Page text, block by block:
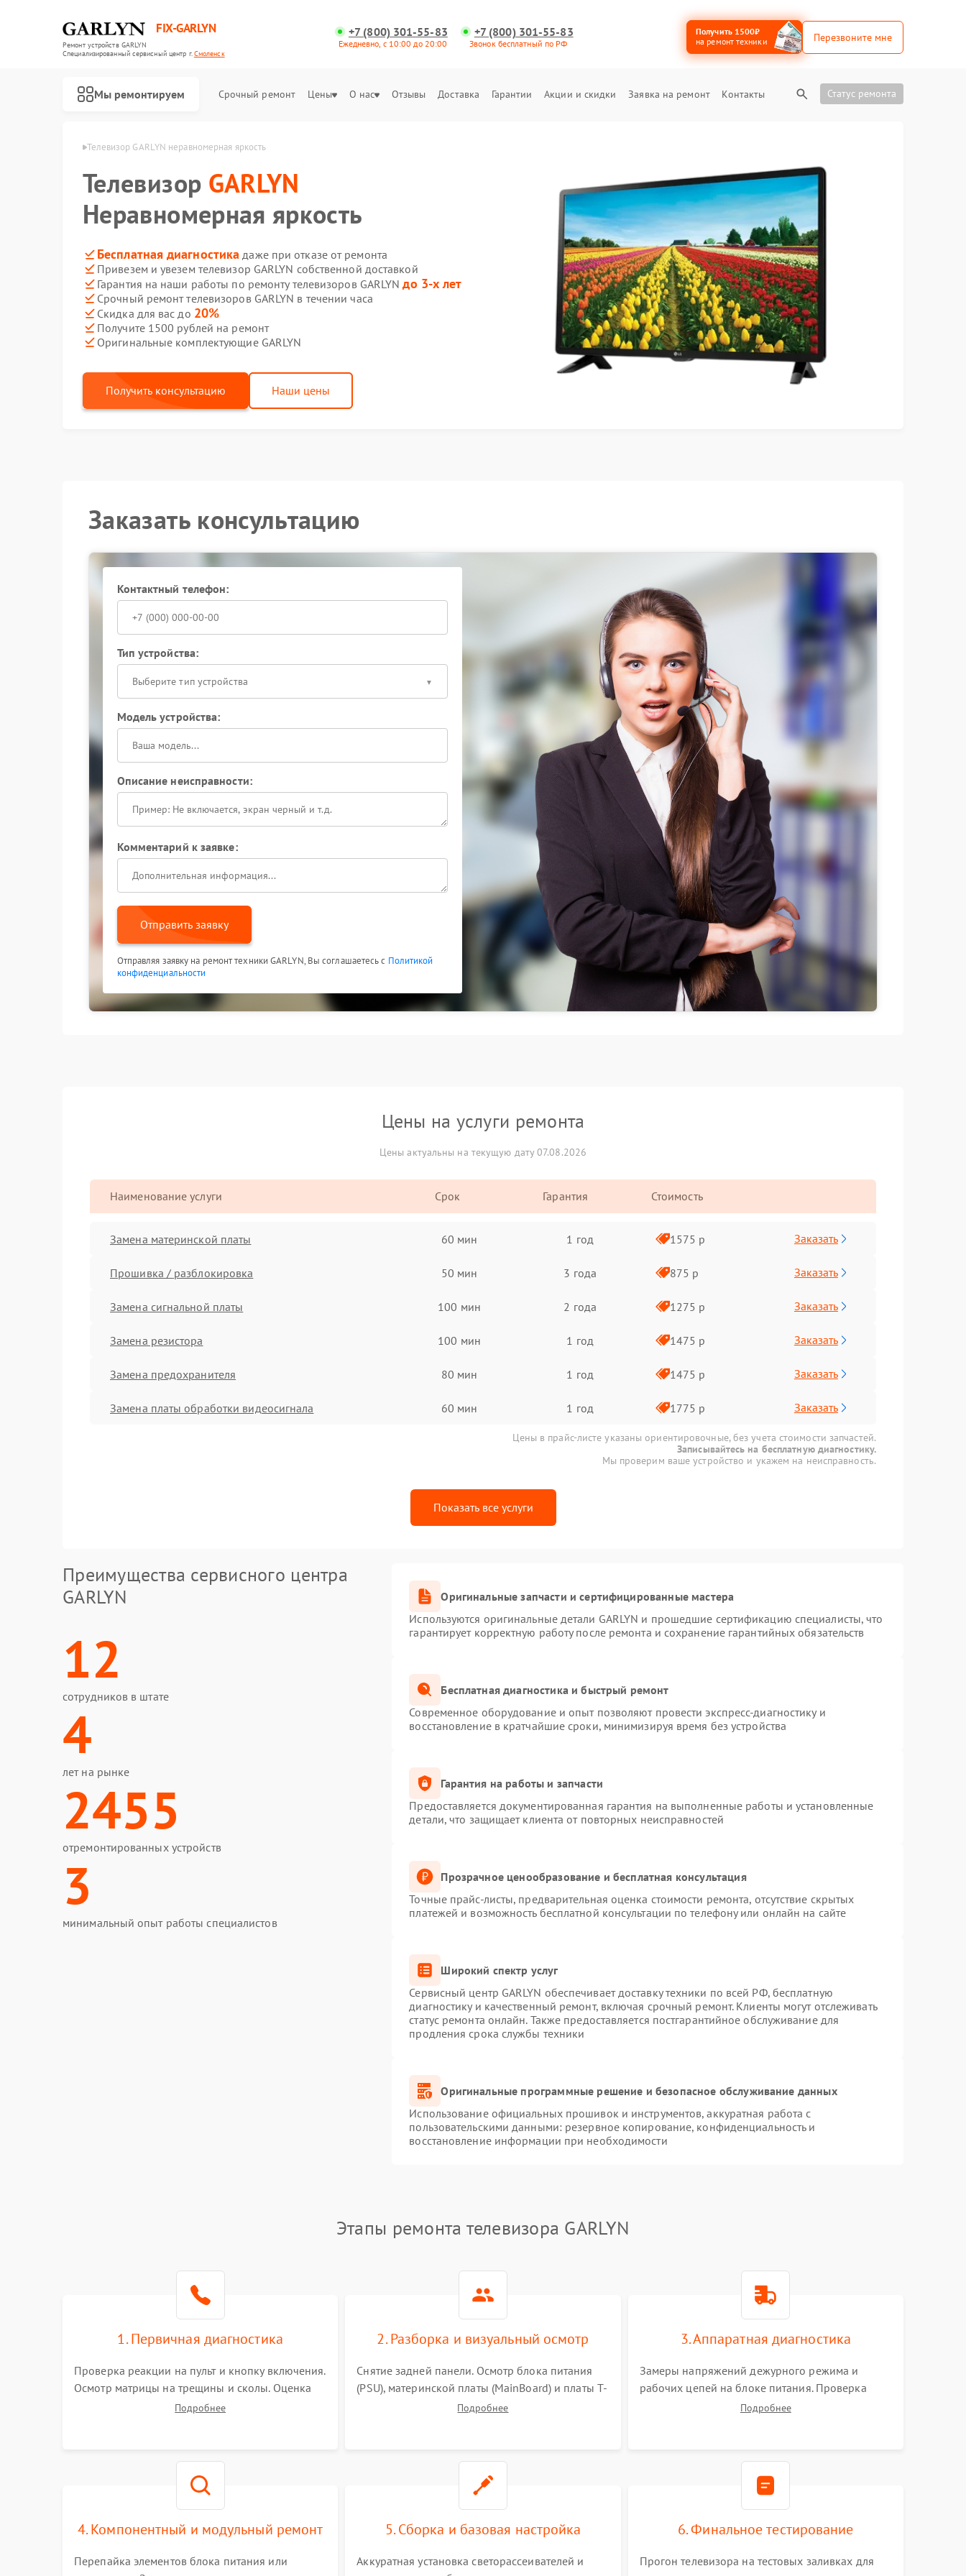
FIX-GARLYN
Ремонт устройств GARLYN
Специализированный cервисный центр г.Смоленск
+7 (800) 301-55-83
Ежедневно, с 10:00 до 20:00
+7 (800) 301-55-83
Звонок бесплатный по РФ
Получить 1500₽
на ремонт техники
Перезвоните мне
Мы ремонтируем Срочный ремонт Цены О нас Отзывы Доставка Гарантии Акции и скидки Заявка на ремонт Контакты Статус ремонта
в Смоленске Телевизор GARLYN неравномерная яркость
Телевизор GARLYN
Неравномерная яркость
Бесплатная диагностика даже при отказе от ремонта
Привезем и увезем телевизор GARLYN собственной доставкой
Гарантия на наши работы по ремонту телевизоров GARLYNдо 3-х лет
Срочный ремонт телевизоров GARLYN в течении часа
Скидка для вас до 20%
Получите 1500 рублей на ремонт
Оригинальные комплектующие GARLYN
Получить консультацию Наши цены
Заказать консультацию
Контактный телефон:
Тип устройства:
Выберите тип устройства
Модель устройства:
Описание неисправности:
Комментарий к заявке:
Отправить заявку
Отправляя заявку на ремонт техники GARLYN, Вы соглашаетесь с Политикой
конфиденциальности
Цены на услуги ремонта
Цены актуальны на текущую дату 07.08.2026
Наименование услуги Срок Гарантия Стоимость
Замена материнской платы 60 мин 1 год 1575 р Заказать
Прошивка / разблокировка 50 мин 3 года 875 р Заказать
Замена сигнальной платы 100 мин 2 года 1275 р Заказать
Замена резистора 100 мин 1 год 1475 р Заказать
Замена предохранителя 80 мин 1 год 1475 р Заказать
Замена платы обработки видеосигнала 60 мин 1 год 1775 р Заказать
Цены в прайс-листе указаны ориентировочные, без учета стоимости запчастей.
Записывайтесь на бесплатную диагностику.
Мы проверим ваше устройство и укажем на неисправность.
Показать все услуги
Преимущества сервисного центра
GARLYN
12
сотрудников в штате
4
лет на рынке
2455
отремонтированных устройств
3
минимальный опыт работы специалистов
Оригинальные запчасти и сертифицированные мастера
Используются оригинальные детали GARLYN и прошедшие сертификацию специалисты, что
гарантирует корректную работу после ремонта и сохранение гарантийных обязательств
Бесплатная диагностика и быстрый ремонт
Современное оборудование и опыт позволяют провести экспресс-диагностику и
восстановление в кратчайшие сроки, минимизируя время без устройства
Гарантия на работы и запчасти
Предоставляется документированная гарантия на выполненные работы и установленные
детали, что защищает клиента от повторных неисправностей
Прозрачное ценообразование и бесплатная консультация
Точные прайс-листы, предварительная оценка стоимости ремонта, отсутствие скрытых
платежей и возможность бесплатной консультации по телефону или онлайн на сайте
Широкий спектр услуг
Сервисный центр GARLYN обеспечивает доставку техники по всей РФ, бесплатную
диагностику и качественный ремонт, включая срочный ремонт. Клиенты могут отслеживать
статус ремонта онлайн. Также предоставляется постгарантийное обслуживание для
продления срока службы техники
Оригинальные программные решение и безопасное обслуживание данных
Использование официальных прошивок и инструментов, аккуратная работа с
пользовательскими данными: резервное копирование, конфиденциальность и
восстановление информации при необходимости
Этапы ремонта телевизора GARLYN
1. Первичная диагностика
Проверка реакции на пульт и кнопку включения.
Осмотр матрицы на трещины и сколы. Оценка
звука, наличия подсветки и индикаторов
Подробнее
2. Разборка и визуальный осмотр
Снятие задней панели. Осмотр блока питания
(PSU), материнской платы (MainBoard) и платы T-
Con на вздутые конденсаторы, прогары,
Подробнее
3. Аппаратная диагностика
Замеры напряжений дежурного режима и
рабочих цепей на блоке питания. Проверка
видеосигналов на плате T-Con с помощью
Подробнее
4. Компонентный и модульный ремонт
Перепайка элементов блока питания или
5. Сборка и базовая настройка
Аккуратная установка светорассеивателей и
6. Финальное тестирование
Прогон телевизора на тестовых заливках для